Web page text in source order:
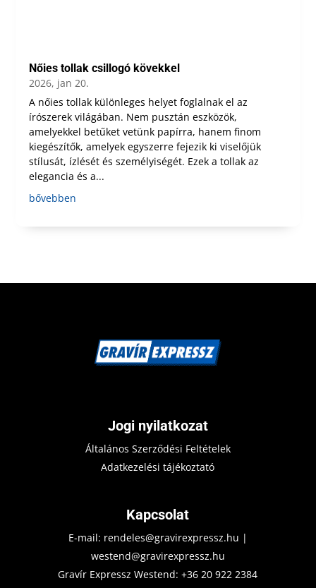
Nőies tollak csillogó kövekkel
2026, jan 20.
A nőies tollak különleges helyet foglalnak el az
írószerek világában. Nem pusztán eszközök,
amelyekkel betűket vetünk papírra, hanem finom
kiegészítők, amelyek egyszerre fejezik ki viselőjük
stílusát, ízlését és személyiségét. Ezek a tollak az
elegancia és a...
bővebben
Jogi nyilatkozat
Általános Szerződési Feltételek
Adatkezelési tájékoztató
Kapcsolat
E-mail: rendeles@gravirexpressz.hu |
westend@gravirexpressz.hu
Gravír Expressz Westend:+36 20 922 2384